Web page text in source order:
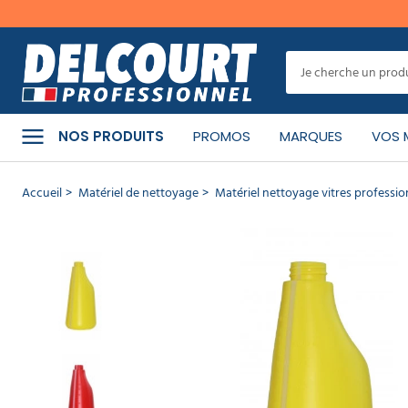
NOS PRODUITS PROMOS MARQUES VOS
MENU
CATÉGORIES
PRODUITS
NETTOYANTS
NETTOYAGE
MACHINE
NETTOYAGE
Cet
article
bien
été
ajouté
votre
pulvérisateur
600 ml
RÉF :
CONTINUER
COMMANDE
Accueil Matériel de nettoyage Matériel nettoyage vitres